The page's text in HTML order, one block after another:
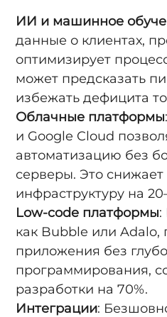
ИИ и машинное
данные о клиентах,
оптимизирует
может предсказать
избежать дефицита
Облачные платформы
и Google Cloud
автоматизацию без
серверы. Это снижает
инфраструктуру на
Low-code платформы:
как Bubble или Adalo,
приложения без
программирования,
разработки на 70%.
Интеграции: